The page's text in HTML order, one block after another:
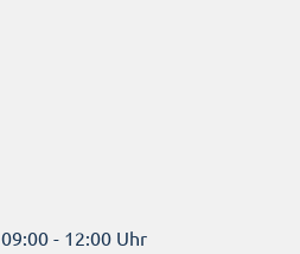
09:00 - 12:00 Uhr